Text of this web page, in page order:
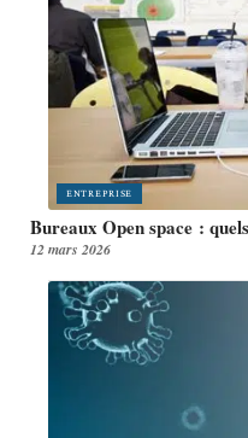
ENTREPRISE
Bureaux Open space :
12 mars 2026